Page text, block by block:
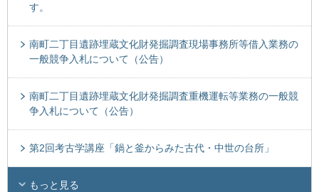
す。
南町二丁目遺跡埋蔵文化財発掘調査現場事務所等借入業務の
一般競争入札について（公告）
南町二丁目遺跡埋蔵文化財発掘調査重機運転等業務の一般競
争入札について（公告）
第2回考古学講座「鍋と釜からみた古代・中世の台所」
もっと見る